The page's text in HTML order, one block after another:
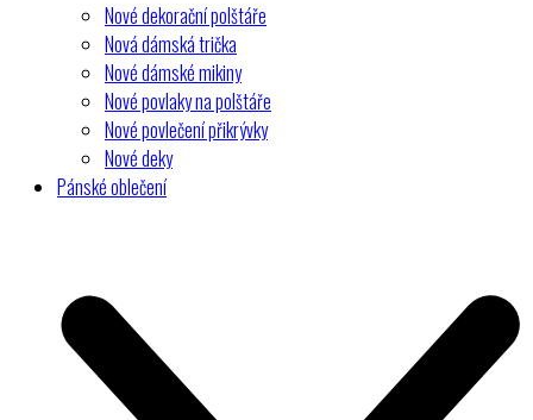
Nové dekorační polštáře
Nová dámská trička
Nové dámské mikiny
Nové povlaky na polštáře
Nové povlečení přikrývky
Nové deky
Pánské oblečení